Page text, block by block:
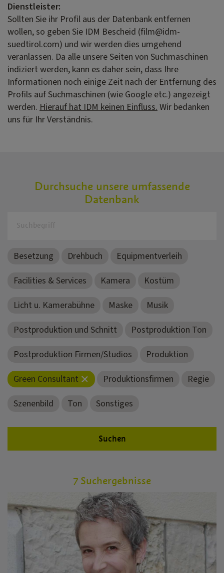
Dienstleister:
Sollten Sie ihr Profil aus der Datenbank entfernen
wollen, so geben Sie IDM Bescheid (film@idm-
suedtirol.com) und wir werden dies umgehend
veranlassen. Da alle unsere Seiten von Suchmaschinen
indiziert werden, kann es daher sein, dass Ihre
Informationen noch einige Zeit nach der Entfernung des
Profils auf Suchmaschinen (wie Google etc.) angezeigt
werden. Hierauf hat IDM keinen Einfluss.Wir bedanken
uns für Ihr Verständnis.
Durchsuche unsere umfassende
Datenbank
Besetzung Drehbuch
Equipmentverleih
Facilities & Services
Kamera
Kostüm
Licht u. Kamerabühne
Maske
Musik
Postproduktion und Schnitt
Postproduktion Ton
Postproduktion Firmen/Studios
Produktion
Green Consultant
Produktionsfirmen
Regie
Szenenbild
Ton Sonstiges
Suchen
7 Suchergebnisse